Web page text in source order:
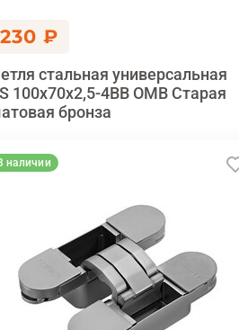
230 ₽
стальная универсальная
100x70x2,5-4BB OMB Старая
бронза
наличии